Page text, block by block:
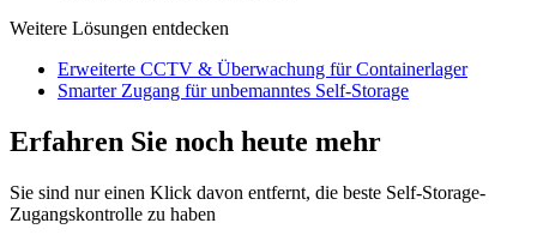
Weitere Lösungen entdecken
Erweiterte CCTV & Überwachung für Containerlager
Smarter Zugang für unbemanntes Self-Storage
Erfahren Sie noch heute mehr
Sie sind nur einen Klick davon entfernt, die beste Self-Storage-
Zugangskontrolle zu haben